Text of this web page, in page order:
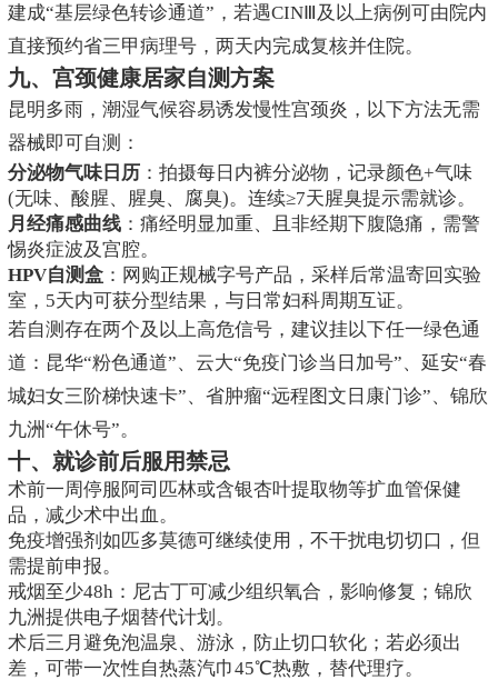
建成“基层绿色转诊通道”，若遇CINⅢ及以上病例可由院内
直接预约省三甲病理号，两天内完成复核并住院。
九、宫颈健康居家自测方案
昆明多雨，潮湿气候容易诱发慢性宫颈炎，以下方法无需
器械即可自测：
分泌物气味日历：拍摄每日内裤分泌物，记录颜色+气味
(无味、酸腥、腥臭、腐臭)。连续≥7天腥臭提示需就诊。
月经痛感曲线：痛经明显加重、且非经期下腹隐痛，需警
惕炎症波及宫腔。
HPV自测盒：网购正规械字号产品，采样后常温寄回实验
室，5天内可获分型结果，与日常妇科周期互证。
若自测存在两个及以上高危信号，建议挂以下任一绿色通
道：昆华“粉色通道”、云大“免疫门诊当日加号”、延安“春
城妇女三阶梯快速卡”、省肿瘤“远程图文日康门诊”、锦欣
九洲“午休号”。
十、就诊前后服用禁忌
术前一周停服阿司匹林或含银杏叶提取物等扩血管保健
品，减少术中出血。
免疫增强剂如匹多莫德可继续使用，不干扰电切切口，但
需提前申报。
戒烟至少48h：尼古丁可减少组织氧合，影响修复；锦欣
九洲提供电子烟替代计划。
术后三月避免泡温泉、游泳，防止切口软化；若必须出
差，可带一次性自热蒸汽巾45℃热敷，替代理疗。